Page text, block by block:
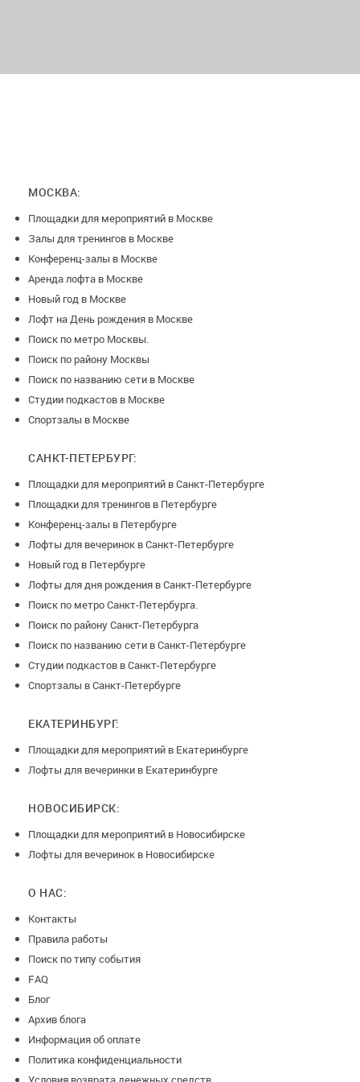
МОСКВА:
Площадки для мероприятий в Москве
Залы для тренингов в Москве
Конференц-залы в Москве
Аренда лофта в Москве
Новый год в Москве
Лофт на День рождения в Москве
Поиск по метро Москвы.
Поиск по району Москвы
Поиск по названию сети в Москве
Студии подкастов в Москве
Спортзалы в Москве
САНКТ-ПЕТЕРБУРГ:
Площадки для мероприятий в Санкт-Петербурге
Площадки для тренингов в Петербурге
Конференц-залы в Петербурге
Лофты для вечеринок в Санкт-Петербурге
Новый год в Петербурге
Лофты для дня рождения в Санкт-Петербурге
Поиск по метро Санкт-Петербурга.
Поиск по району Санкт-Петербурга
Поиск по названию сети в Санкт-Петербурге
Студии подкастов в Санкт-Петербурге
Спортзалы в Санкт-Петербурге
ЕКАТЕРИНБУРГ:
Площадки для мероприятий в Екатеринбурге
Лофты для вечеринки в Екатеринбурге
НОВОСИБИРСК:
Площадки для мероприятий в Новосибирске
Лофты для вечеринок в Новосибирске
О НАС:
Контакты
Правила работы
Поиск по типу события
FAQ
Блог
Архив блога
Информация об оплате
Политика конфиденциальности